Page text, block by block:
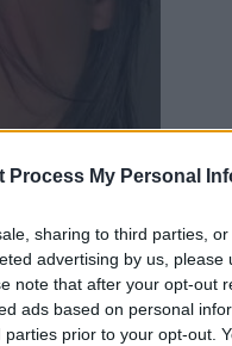
Process My Personal
sharing to third parties,
advertising by us,
note that after your opt-out
ads based on personal
prior to your opt-out.
miután egy
São Paulo